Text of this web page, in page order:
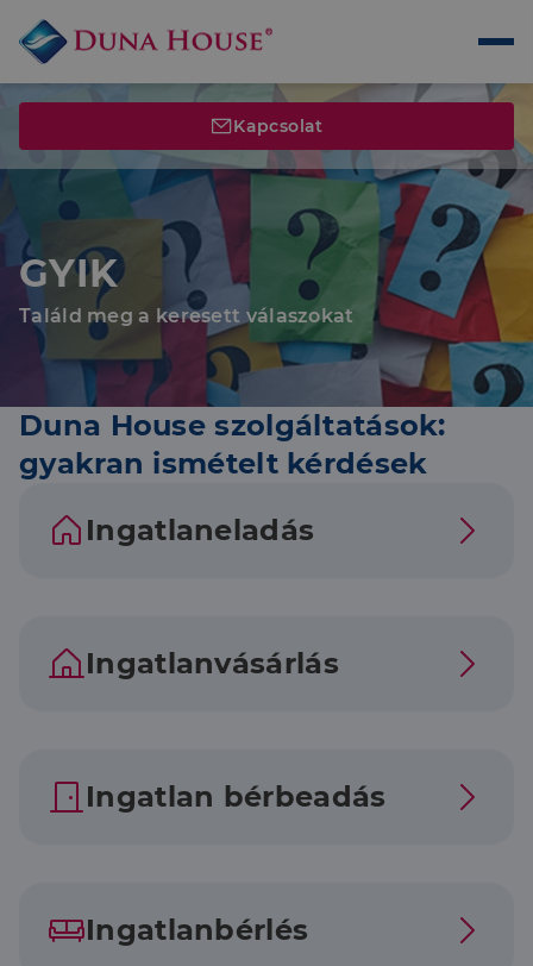
Kapcsolat
GYIK
Találd meg a keresett válaszokat
Duna House szolgáltatások:
gyakran ismételt kérdések
Ingatlaneladás
Ingatlanvásárlás
Ingatlan bérbeadás
Ingatlanbérlés